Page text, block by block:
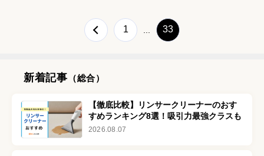
1 ... 33
新着記事 （総合）
【徹底比較】リンサークリーナーのおす
すめランキング8選！吸引力最強クラスも
2026.08.07